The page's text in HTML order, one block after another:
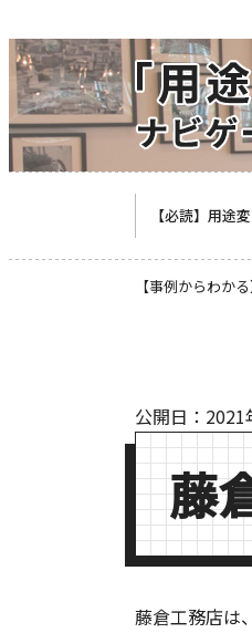
【必読】用途
【事例からわか
公開日： 2021
藤
藤倉工務店は